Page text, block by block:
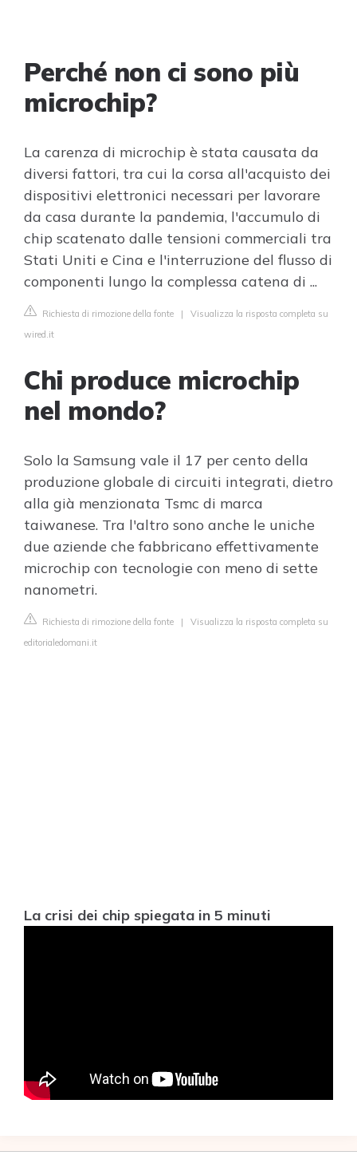
Perché non ci sono più
microchip?
La carenza di microchip è stata causata da
diversi fattori, tra cui la corsa all'acquisto dei
dispositivi elettronici necessari per lavorare
da casa durante la pandemia, l'accumulo di
chip scatenato dalle tensioni commerciali tra
Stati Uniti e Cina e l'interruzione del flusso di
componenti lungo la complessa catena di ...
Richiesta di rimozione della fonte | Visualizza la risposta completa su
wired.it
Chi produce microchip
nel mondo?
Solo la Samsung vale il 17 per cento della
produzione globale di circuiti integrati, dietro
alla già menzionata Tsmc di marca
taiwanese. Tra l'altro sono anche le uniche
due aziende che fabbricano effettivamente
microchip con tecnologie con meno di sette
nanometri.
Richiesta di rimozione della fonte | Visualizza la risposta completa su
editorialedomani.it
La crisi dei chip spiegata in 5 minuti